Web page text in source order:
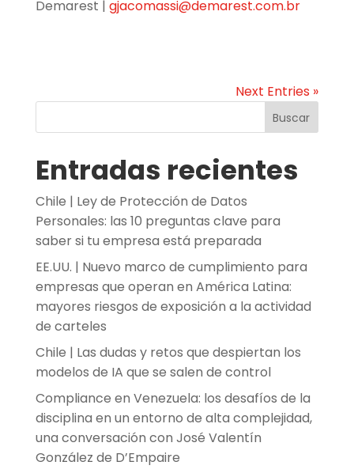
Demarest | gjacomassi@demarest.com.br
Next Entries »
Buscar
Entradas recientes
Chile | Ley de Protección de Datos
Personales: las 10 preguntas clave para
saber si tu empresa está preparada
EE.UU. | Nuevo marco de cumplimiento para
empresas que operan en América Latina:
mayores riesgos de exposición a la actividad
de carteles
Chile | Las dudas y retos que despiertan los
modelos de IA que se salen de control
Compliance en Venezuela: los desafíos de la
disciplina en un entorno de alta complejidad,
una conversación con José Valentín
González de D’Empaire